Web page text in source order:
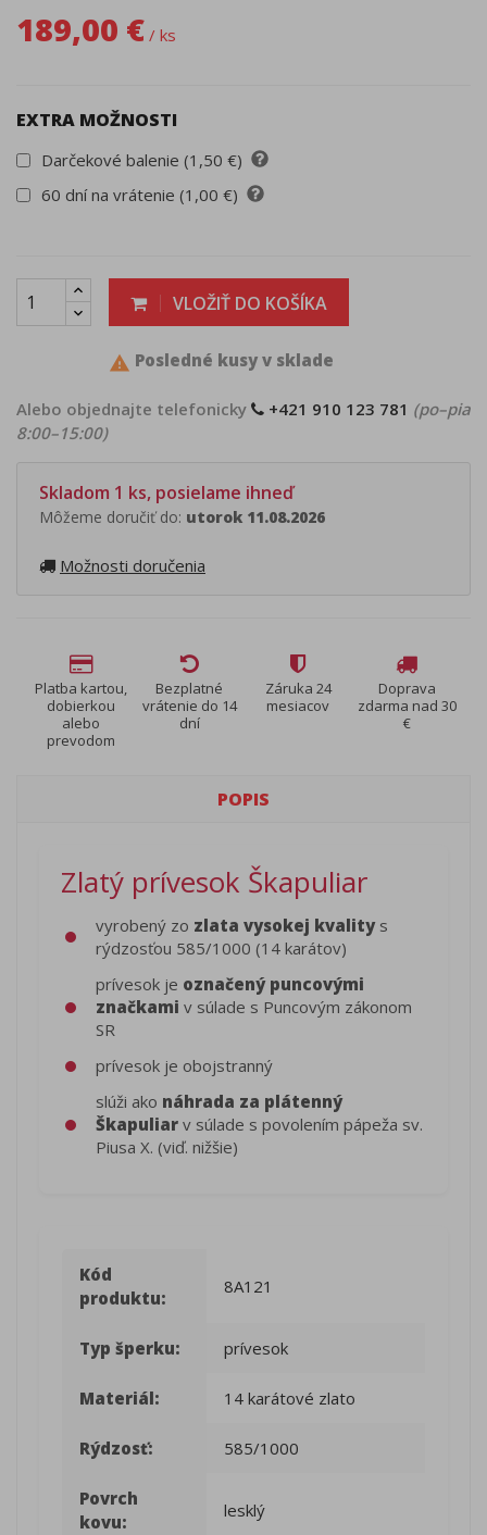
189,00 € / ks
EXTRA MOŽNOSTI
Darčekové balenie (1,50 €)
60 dní na vrátenie (1,00 €)
VLOŽIŤ DO KOŠÍKA
 Posledné kusy v sklade
Alebo objednajte telefonicky +421 910 123 781 (po–pia
8:00–15:00)
Skladom 1 ks, posielame ihneď
Môžeme doručiť do: utorok 11.08.2026
Možnosti doručenia
Platba kartou,
dobierkou
alebo
prevodom
Bezplatné
vrátenie do 14
dní
Záruka 24
mesiacov
Doprava
zdarma nad 30
€
POPIS
Zlatý prívesok Škapuliar
vyrobený zo zlata vysokej kvalitys
rýdzosťou 585/1000 (14 karátov)
prívesok je označený puncovými
značkami v súlade s Puncovým zákonom
SR
prívesok je obojstranný
slúži ako náhrada za plátenný
Škapuliar v súlade s povolením pápeža sv.
Piusa X. (viď. nižšie)
Kód
produktu:
8A121
Typ šperku: prívesok
Materiál: 14 karátové zlato
Rýdzosť: 585/1000
Povrch
kovu:
lesklý